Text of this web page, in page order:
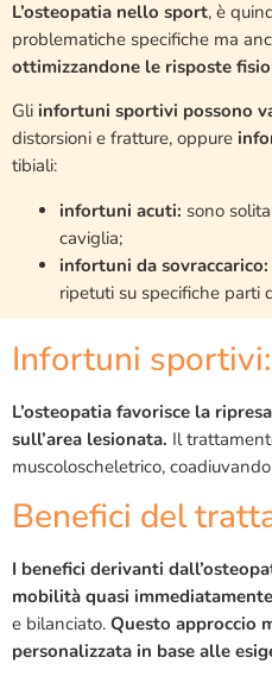
L’osteopatia nello sport, è
problematiche specifiche ma
ottimizzandone le risposte
Gli infortuni sportivi possono
distorsioni e fratture, oppure
tibiali:
infortuni acuti: sono
caviglia;
infortuni da sovraccarico:
ripetuti su specifiche parti
Infortuni
L’osteopatia favorisce la
sull’area lesionata. Il
muscoloscheletrico,
Benefici del
I benefici derivanti
mobilità quasi
e bilanciato. Questo approccio
personalizzata in base alle